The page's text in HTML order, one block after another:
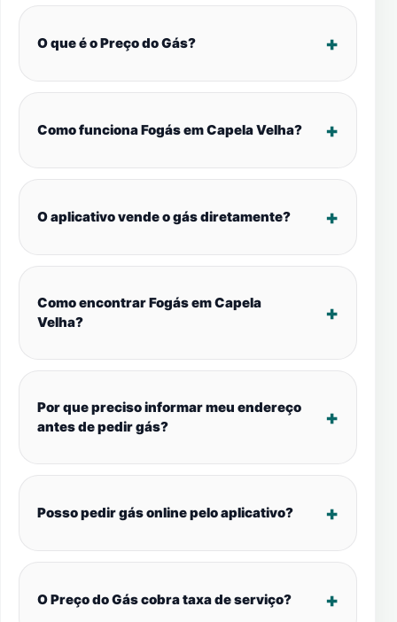
O que é o Preço do Gás?
Como funciona Fogás em Capela Velha?
O aplicativo vende o gás diretamente?
Como encontrar Fogás em Capela
Velha?
Por que preciso informar meu endereço
antes de pedir gás?
Posso pedir gás online pelo aplicativo?
O Preço do Gás cobra taxa de serviço?